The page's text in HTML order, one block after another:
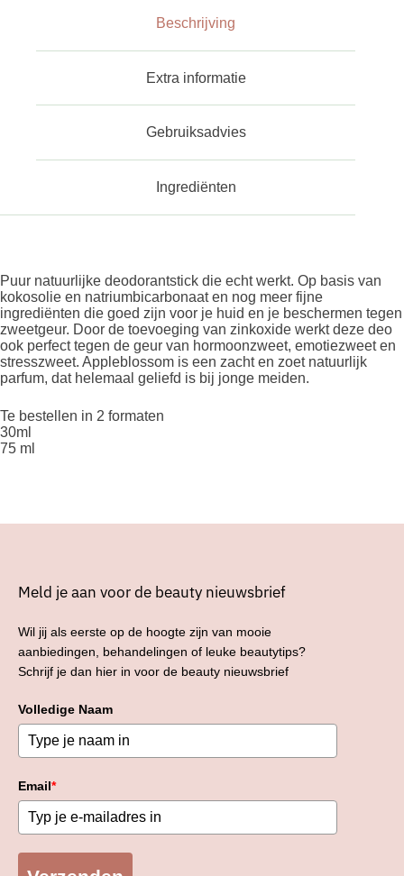
Beschrijving
Extra informatie
Gebruiksadvies
Ingrediënten
Puur natuurlijke deodorantstick die echt werkt. Op basis van
kokosolie en natriumbicarbonaat en nog meer fijne
ingrediënten die goed zijn voor je huid en je beschermen tegen
zweetgeur. Door de toevoeging van zinkoxide werkt deze deo
ook perfect tegen de geur van hormoonzweet, emotiezweet en
stresszweet. Appleblossom is een zacht en zoet natuurlijk
parfum, dat helemaal geliefd is bij jonge meiden.
Te bestellen in 2 formaten
30ml
75 ml
Meld je aan voor de beauty nieuwsbrief
Wil jij als eerste op de hoogte zijn van mooie
aanbiedingen, behandelingen of leuke beautytips?
Schrijf je dan hier in voor de beauty nieuwsbrief
Volledige Naam
Email*